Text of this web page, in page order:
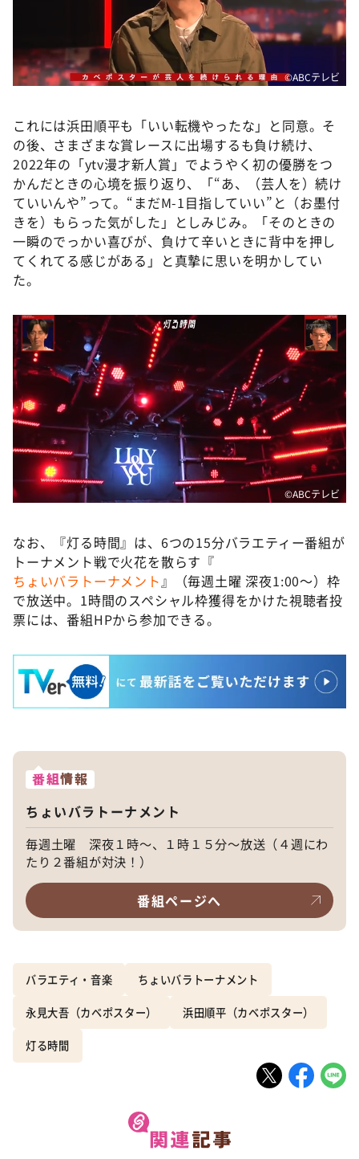
©️ABCテレビ
これには浜田順平も「いい転機やったな」と同意。そ
の後、さまざまな賞レースに出場するも負け続け、
2022年の「ytv漫才新人賞」でようやく初の優勝をつ
かんだときの心境を振り返り、「“あ、（芸人を）続け
ていいんや”って。“まだM-1目指していい”と（お墨付
きを）もらった気がした」としみじみ。「そのときの
一瞬のでっかい喜びが、負けて辛いときに背中を押し
てくれてる感じがある」と真摯に思いを明かしてい
た。
©️ABCテレビ
なお、『灯る時間』は、6つの15分バラエティー番組が
トーナメント戦で火花を散らす『
ちょいバラトーナメント 』（毎週土曜 深夜1:00〜）枠
で放送中。1時間のスペシャル枠獲得をかけた視聴者投
票には、番組HPから参加できる。
番組情報
ちょいバラトーナメント
毎週土曜 深夜１時～、１時１５分～放送（４週にわ
たり２番組が対決！）
番組ページへ
バラエティ・音楽 ちょいバラトーナメント
永見大吾（カベポスター） 浜田順平（カベポスター）
灯る時間